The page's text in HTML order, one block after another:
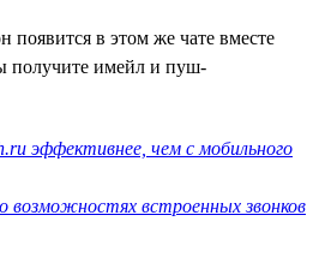
появится в этом же чате вместе
получите имейл и пуш-
эффективнее, чем с мобильного
возможностях встроенных звонков